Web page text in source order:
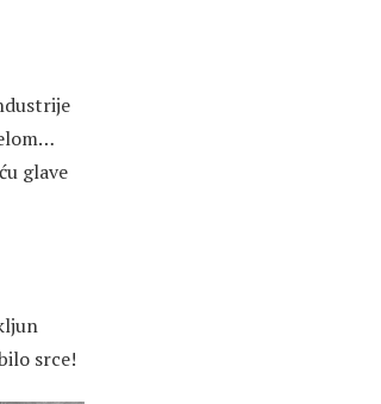
glave
srce!